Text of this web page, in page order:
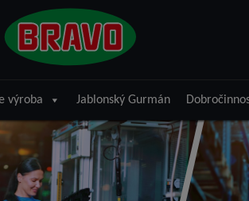
výroba Jablonský Gurmán